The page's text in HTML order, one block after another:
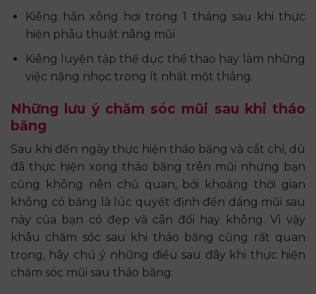
Kiêng hẳn xông hơi trong 1 tháng sau khi thực
hiện phẫu thuật nâng mũi
Kiêng luyện tập thể dục thể thao hay làm những
việc nặng nhọc trong ít nhất một tháng.
Những lưu ý chăm sóc mũi sau khi tháo
băng
Sau khi đến ngày thực hiện tháo băng và cắt chỉ, dù
đã thực hiện xong tháo băng trên mũi nhưng bạn
cũng không nên chủ quan, bởi khoảng thời gian
không có băng là lúc quyết định đến dáng mũi sau
này của bạn có đẹp và cân đối hay không. Vì vậy
khâu chăm sóc sau khi tháo băng cũng rất quan
trọng, hãy chú ý những điều sau đây khi thực hiện
chăm sóc mũi sau tháo băng: